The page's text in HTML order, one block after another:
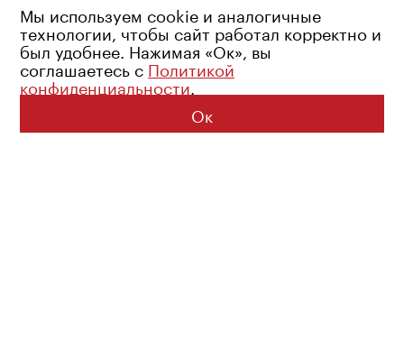
Возрастное ограничение: 16+
Политика конфиденциальности
© 2026 Все права защищены
Мы используем cookie и аналогичные
технологии, чтобы сайт работал корректно и
был удобнее. Нажимая «Ок», вы
соглашаетесь с Политикой
конфиденциальности.
Ок